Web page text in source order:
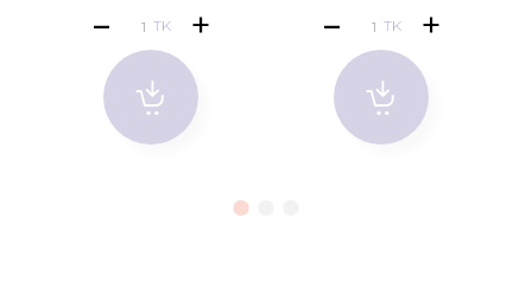
TK TK